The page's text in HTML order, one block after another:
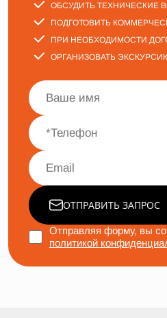
ОБСУДИТЬ ТЕХНИЧЕСКИЕ
ПОДГОТОВИТЬ
ПРИ НЕОБХОДИМОСТИ
ОРГАНИЗОВАТЬ
ОТПРАВИТЬ ЗАПРОС
Отправляя форму, вы
политикой